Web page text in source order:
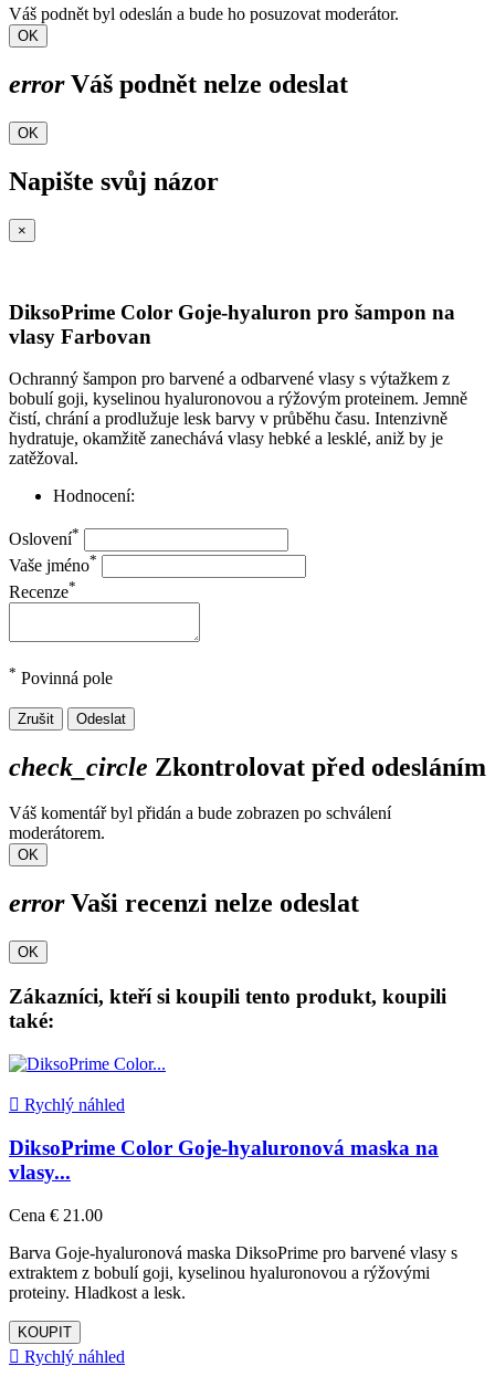
Váš podnět byl odeslán a bude ho posuzovat moderátor.
OK
errorVáš podnět nelze odeslat
OK
Napište svůj názor
×
DiksoPrime Color Goje-hyaluron pro šampon na
vlasy Farbovan
Ochranný šampon pro barvené a odbarvené vlasy s výtažkem z
bobulí goji, kyselinou hyaluronovou a rýžovým proteinem. Jemně
čistí, chrání a prodlužuje lesk barvy v průběhu času. Intenzivně
hydratuje, okamžitě zanechává vlasy hebké a lesklé, aniž by je
zatěžoval.
Hodnocení:
Oslovení*
Vaše jméno*
Recenze*
* Povinná pole
Zrušit Odeslat
check_circle Zkontrolovat před odesláním
Váš komentář byl přidán a bude zobrazen po schválení
moderátorem.
OK
errorVaši recenzi nelze odeslat
OK
Zákazníci, kteří si koupili tento produkt, koupili
také:
 Rychlý náhled
DiksoPrime Color Goje-hyaluronová maska na
vlasy...
Cena € 21.00
Barva Goje-hyaluronová maska DiksoPrime pro barvené vlasy s
extraktem z bobulí goji, kyselinou hyaluronovou a rýžovými
proteiny. Hladkost a lesk.
KOUPIT
 Rychlý náhled